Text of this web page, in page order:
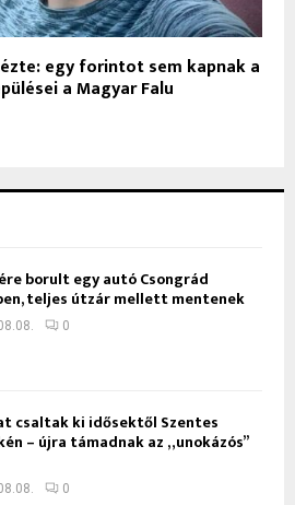
egy forintot sem kapnak a
a Magyar Falu
borult egy autó Csongrád
teljes útzár mellett mentenek
0
csaltak ki idősektől Szentes
– újra támadnak az „unokázós”
0